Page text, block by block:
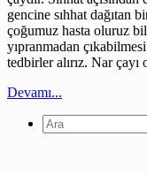
gencine sıhhat dağıtan
çoğumuz hasta oluruz
yıpranmadan
tedbirler alırız. Nar
Devamı...